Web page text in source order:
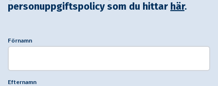
personuppgiftspolicy som du hittar här.
Förnamn
Efternamn